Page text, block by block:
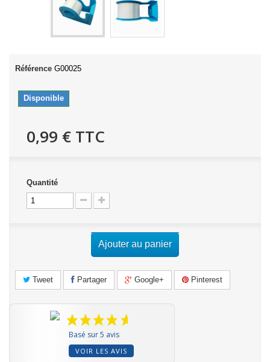
Référence G00025
Disponible
0,99 € TTC
Quantité
Ajouter au panier
Tweet Partager Google+ Pinterest
Basé sur 5 avis
VOIR LES AVIS